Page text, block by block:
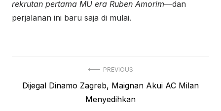
rekrutan pertama MU era Ruben Amorim—dan
perjalanan ini baru saja di mulai.
pos
PREVIOUS
Previous
Dijegal Dinamo Zagreb, Maignan Akui AC Milan
Menyedihkan